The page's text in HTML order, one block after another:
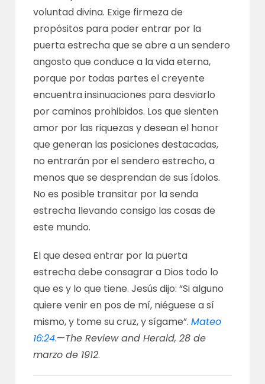
voluntad divina. Exige firmeza de
propósitos para poder entrar por la
puerta estrecha que se abre a un sendero
angosto que conduce a la vida eterna,
porque por todas partes el creyente
encuentra insinuaciones para desviarlo
por caminos prohibidos. Los que sienten
amor por las riquezas y desean el honor
que generan las posiciones destacadas,
no entrarán por el sendero estrecho, a
menos que se desprendan de sus ídolos.
No es posible transitar por la senda
estrecha llevando consigo las cosas de
este mundo.
El que desea entrar por la puerta
estrecha debe consagrar a Dios todo lo
que es y lo que tiene. Jesús dijo: “Si alguno
quiere venir en pos de mí, niéguese a sí
mismo, y tome su cruz, y sígame”.Mateo
16:24.—The Review and Herald, 28 de
marzo de 1912.